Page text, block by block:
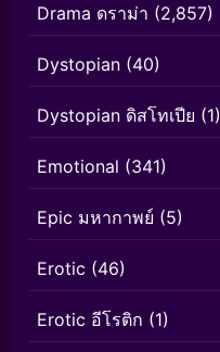
Drama ดราม่า (2,857)
Dystopian (40)
Dystopian ดิสโทเปีย (1)
Emotional (341)
Epic มหากาพย์ (5)
Erotic (46)
Erotic อีโรติก (1)